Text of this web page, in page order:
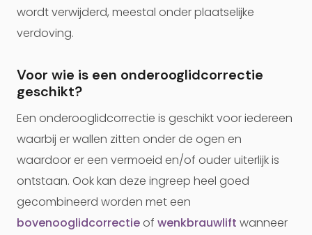
wordt verwijderd, meestal onder plaatselijke
verdoving.
Voor wie is een onderooglidcorrectie
geschikt?
Een onderooglidcorrectie is geschikt voor iedereen
waarbij er wallen zitten onder de ogen en
waardoor er een vermoeid en/of ouder uiterlijk is
ontstaan. Ook kan deze ingreep heel goed
gecombineerd worden met een
bovenooglidcorrectieof wenkbrauwlift wanneer